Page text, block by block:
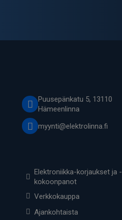
määrä
Puusepänkatu 5, 13110
Hämeenlinna
myynti@elektrolinna.fi
Elektroniikka-korjaukset ja -
kokoonpanot
Verkkokauppa
Ajankohtaista